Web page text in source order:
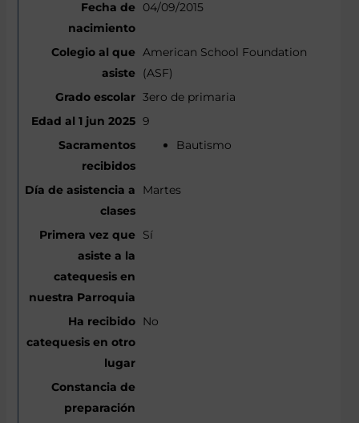
04/09/2015
American School Foundation
(ASF)
3ero de primaria
9
Bautismo
Martes
Sí
No